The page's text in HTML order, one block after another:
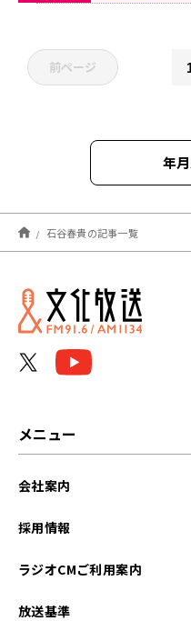
前ページ
年
2026年04月
2026年03月
2025年10月
石谷春貴の記事一覧
メニュー
会社案内
採用情報
ラジオCMご利用案内
放送基準